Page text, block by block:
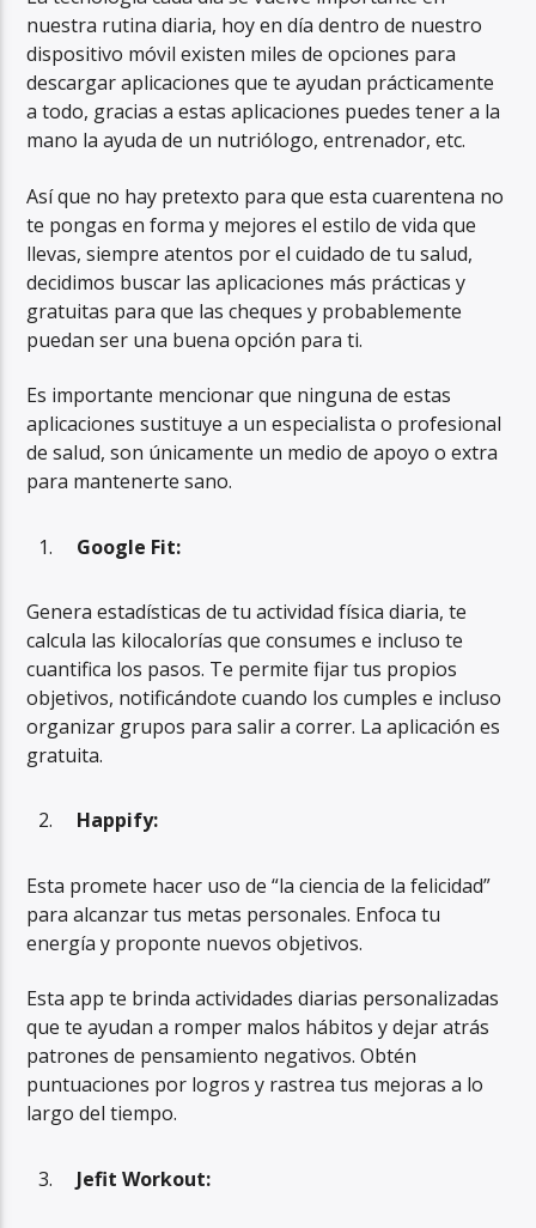
nuestra rutina diaria, hoy en día dentro de nuestro
dispositivo móvil existen miles de opciones para
descargar aplicaciones que te ayudan prácticamente
a todo, gracias a estas aplicaciones puedes tener a la
mano la ayuda de un nutriólogo, entrenador, etc.
Así que no hay pretexto para que esta cuarentena no
te pongas en forma y mejores el estilo de vida que
llevas, siempre atentos por el cuidado de tu salud,
decidimos buscar las aplicaciones más prácticas y
gratuitas para que las cheques y probablemente
puedan ser una buena opción para ti.
Es importante mencionar que ninguna de estas
aplicaciones sustituye a un especialista o profesional
de salud, son únicamente un medio de apoyo o extra
para mantenerte sano.
Google Fit:
Genera estadísticas de tu actividad física diaria, te
calcula las kilocalorías que consumes e incluso te
cuantifica los pasos. Te permite fijar tus propios
objetivos, notificándote cuando los cumples e incluso
organizar grupos para salir a correr. La aplicación es
gratuita.
Happify:
Esta promete hacer uso de “la ciencia de la felicidad”
para alcanzar tus metas personales. Enfoca tu
energía y proponte nuevos objetivos.
Esta app te brinda actividades diarias personalizadas
que te ayudan a romper malos hábitos y dejar atrás
patrones de pensamiento negativos. Obtén
puntuaciones por logros y rastrea tus mejoras a lo
largo del tiempo.
Jefit Workout: